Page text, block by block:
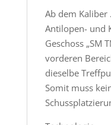
Ab dem
Antilopen- und
Geschoss „SM
vorderen
dieselbe
Somit muss